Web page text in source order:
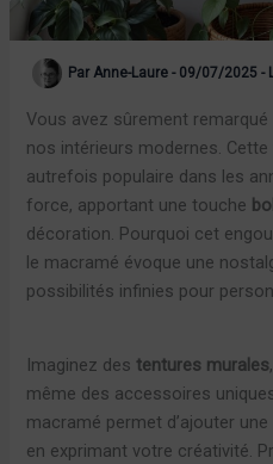
Par Anne-Laure- 09/07/2025-
Vous avez sûrement remarqué
nos intérieurs modernes.
autrefois populaire dans les
force, apportant une touche
décoration. Pourquoi cet
le macramé évoque une
possibilités infinies pour
Imaginez destentures murales
même des accessoires
macramé permet d’ajouter
en exprimant votre créativité.